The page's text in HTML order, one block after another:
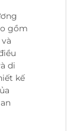
gồm
di
kế